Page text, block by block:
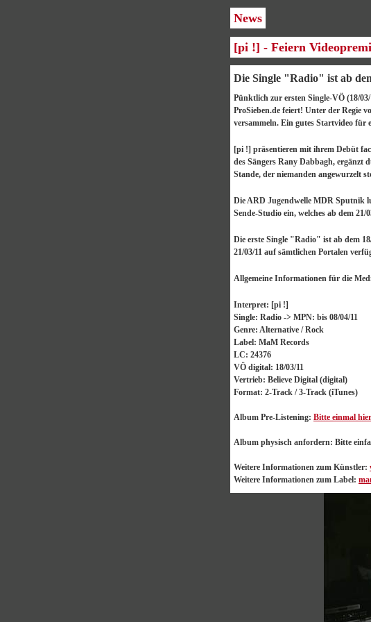
News
[pi !] - Feiern
Die Single "Radio" ist ab
Pünktlich zur ersten Single-VÖ (18/
ProSieben.de feiert! Unter der Regie
versammeln. Ein gutes Startvideo für
[pi !] präsentieren mit ihrem Debüt
des Sängers Rany Dabbagh,
Stande, der niemanden angewurzelt
Die ARD Jugendwelle MDR Sputnik
Sende-Studio ein, welches ab dem
Die erste Single "Radio" ist ab dem
21/03/11 auf sämtlichen Portalen
Allgemeine Informationen für die
Interpret: [pi !]
Single: Radio -> MPN: bis 08/04/11
Genre: Alternative / Rock
Label: MaM Records
LC: 24376
VÖ digital: 18/03/11
Vertrieb: Believe Digital (digital)
Format: 2-Track / 3-Track (iTunes)
Album Pre-Listening: Bitte einmal
Album physisch anfordern: Bitte
Weitere Informationen zum Künstler:
Weitere Informationen zum Label: